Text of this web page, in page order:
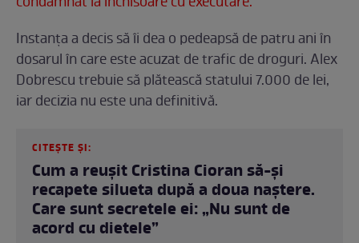
Instanța a decis să îi dea o pedeapsă de patru ani în
dosarul în care este acuzat de trafic de droguri. Alex
Dobrescu trebuie să plătească statului 7.000 de lei,
iar decizia nu este una definitivă.
CITEȘTE ȘI:
Cum a reușit Cristina Cioran să-și
recapete silueta după a doua naștere.
Care sunt secretele ei: „Nu sunt de
acord cu dietele”